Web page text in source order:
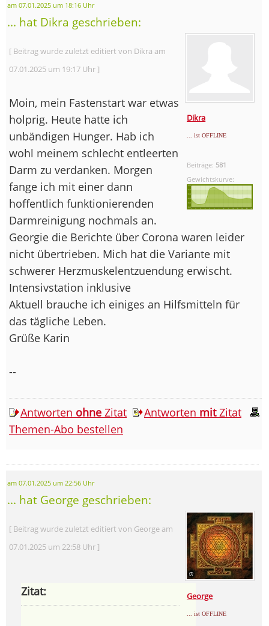
am 07.01.2025 um 18:16 Uhr
... hat Dikra geschrieben:
Dikra
... ist OFFLINE
Beiträge: 581
Gewichtskurve:
[ Beitrag wurde zuletzt editiert von Dikra am
07.01.2025 um 19:17 Uhr ]
Moin, mein Fastenstart war etwas
holprig. Heute hatte ich
unbändigen Hunger. Hab ich
wohl meinem schlecht entleerten
Darm zu verdanken. Morgen
fange ich mit einer dann
hoffentlich funktionierenden
Darmreinigung nochmals an.
Georgie die Berichte über Corona waren leider
nicht übertrieben. Mich hat die Variante mit
schwerer Herzmuskelentzuendung erwischt.
Intensivstation inklusive
Aktuell brauche ich einiges an Hilfsmitteln für
das tägliche Leben.
Grüße Karin
--
Antworten ohne Zitat Antworten mitZitat
Themen-Abo bestellen
am 07.01.2025 um 22:56 Uhr
... hat George geschrieben:
George
... ist OFFLINE
[ Beitrag wurde zuletzt editiert von George am
07.01.2025 um 22:58 Uhr ]
Zitat: